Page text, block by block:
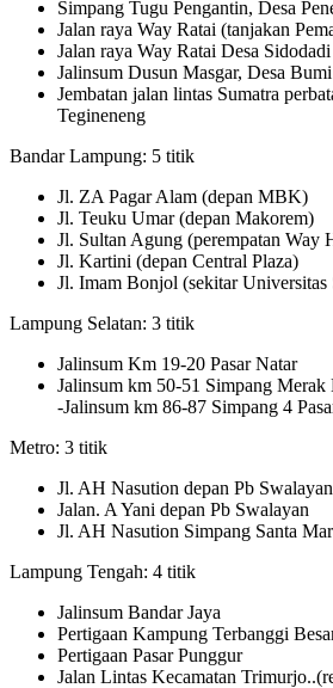
Simpang Tugu Pengantin, Desa
Jalan raya Way Ratai (tanjakan
Jalan raya Way Ratai Desa Sidodadi
Jalinsum Dusun Masgar, Desa
Jembatan jalan lintas Sumatra
Tegineneng
Bandar Lampung: 5 titik
Jl. ZA Pagar Alam (depan MBK)
Jl. Teuku Umar (depan Makorem)
Jl. Sultan Agung (perempatan Way
Jl. Kartini (depan Central Plaza)
Jl. Imam Bonjol (sekitar Universitas
Lampung Selatan: 3 titik
Jalinsum Km 19-20 Pasar Natar
Jalinsum km 50-51 Simpang Merak
-Jalinsum km 86-87 Simpang 4
Metro: 3 titik
Jl. AH Nasution depan Pb Swalayan
Jalan. A Yani depan Pb Swalayan
Jl. AH Nasution Simpang Santa
Lampung Tengah: 4 titik
Jalinsum Bandar Jaya
Pertigaan Kampung Terbanggi
Pertigaan Pasar Punggur
Jalan Lintas Kecamatan